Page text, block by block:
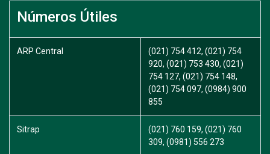
Números Útiles
ARP Central
(021) 754 412, (021) 754
920, (021) 753 430, (021)
754 127, (021) 754 148,
(021) 754 097, (0984) 900
855
Sitrap
(021) 760 159, (021) 760
309, (0981) 556 273